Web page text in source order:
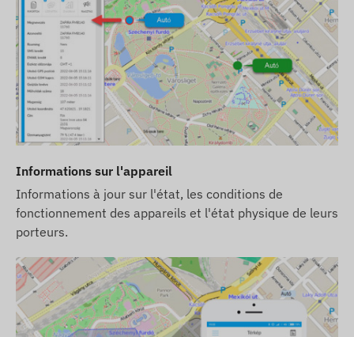
Informations sur l'appareil
Informations à jour sur l'état, les conditions de
fonctionnement des appareils et l'état physique de leurs
porteurs.